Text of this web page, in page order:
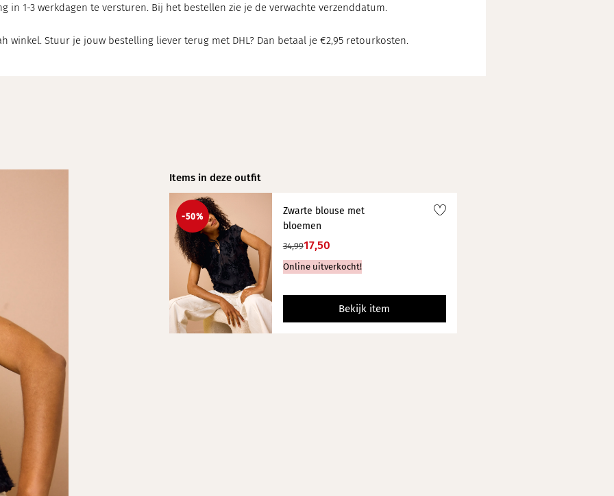
in 1-3 werkdagen te versturen. Bij het bestellen zie je de verwachte verzenddatum.
winkel. Stuur je jouw bestelling liever terug met DHL? Dan betaal je €2,95 retourkosten.
Items in deze outfit
-50%
Zwarte blouse met
bloemen
34,9917,50
Online uitverkocht!
Bekijk item